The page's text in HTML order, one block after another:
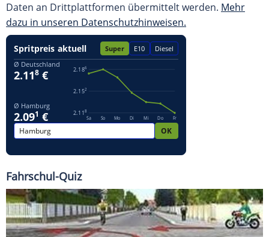
Daten an Drittplattformen übermittelt werden. Mehr
dazu in unseren Datenschutzhinweisen.
Fahrschul-Quiz